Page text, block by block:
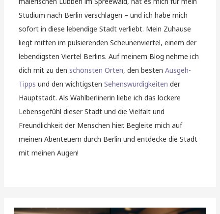
Studium nach Berlin verschlagen – und ich habe mich
sofort in diese lebendige Stadt verliebt. Mein Zuhause
liegt mitten im pulsierenden Scheunenviertel, einem der
lebendigsten Viertel Berlins. Auf meinem Blog nehme ich
dich mit zu denschönsten Orten, den bestenAusgeh-
Tipps und den wichtigstenSehenswürdigkeiten der
Hauptstadt. Als Wahlberlinerin liebe ich das lockere
Lebensgefühl dieser Stadt und die Vielfalt und
Freundlichkeit der Menschen hier. Begleite mich auf
meinen Abenteuern durch Berlin und entdecke die Stadt
mit meinen Augen!